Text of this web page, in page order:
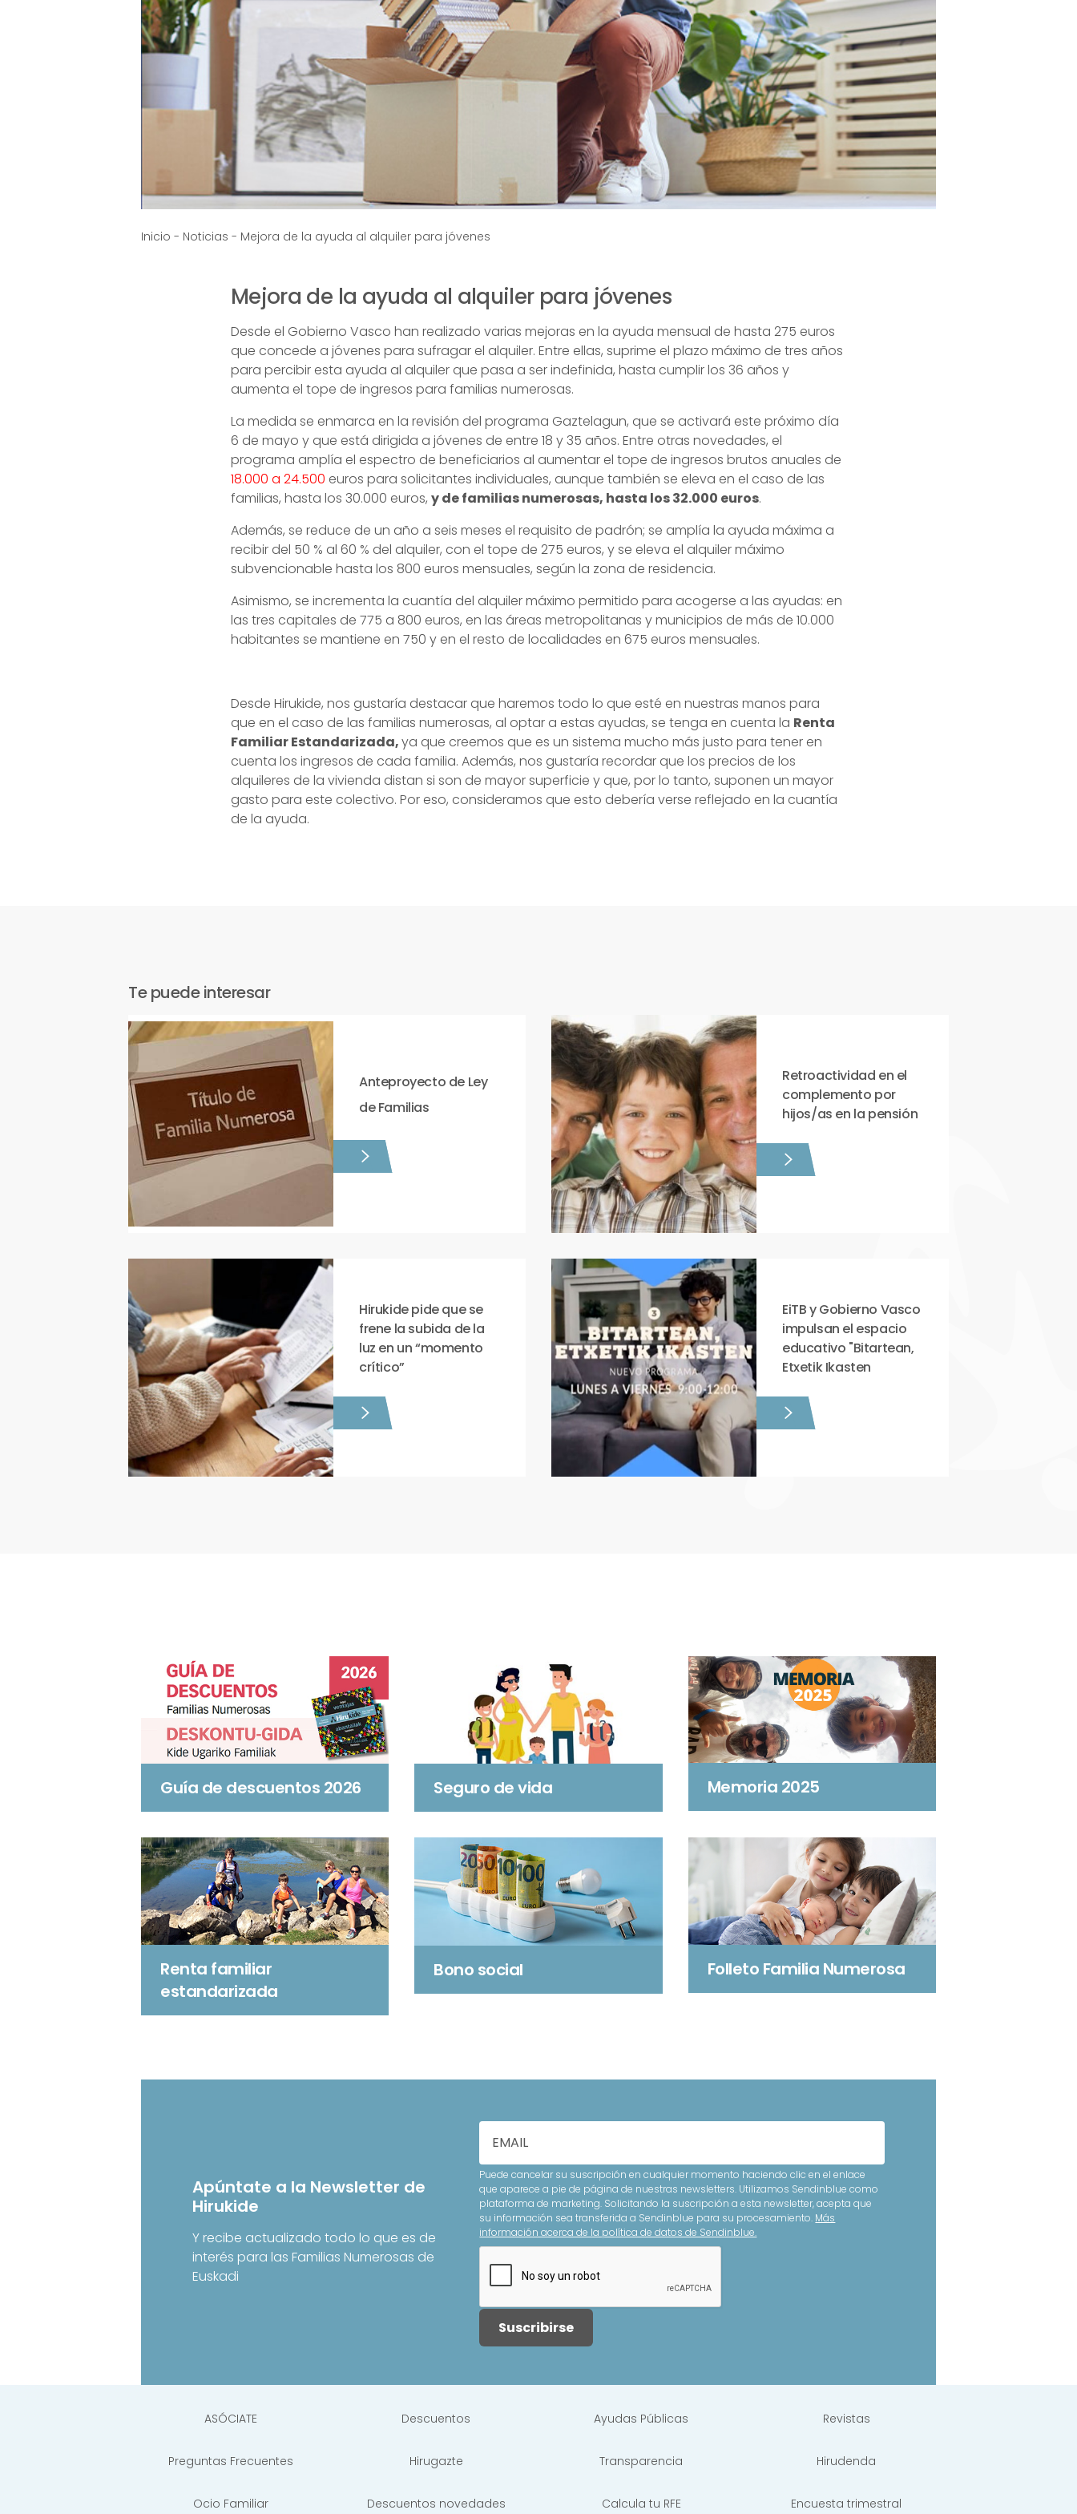
Inicio - Noticias - Mejora de la ayuda al alquiler para jóvenes
Mejora de la ayuda al alquiler para jóvenes
Desde el Gobierno Vasco han realizado varias mejoras en la ayuda mensual de hasta 275 euros
que concede a jóvenes para sufragar el alquiler. Entre ellas, suprime el plazo máximo de tres años
para percibir esta ayuda al alquiler que pasa a ser indefinida, hasta cumplir los 36 años y
aumenta el tope de ingresos para familias numerosas.
La medida se enmarca en la revisión del programa Gaztelagun, que se activará este próximo día
6 de mayo y que está dirigida a jóvenes de entre 18 y 35 años. Entre otras novedades, el
programa amplía el espectro de beneficiarios al aumentar el tope de ingresos brutos anuales de
18.000 a 24.500 euros para solicitantes individuales, aunque también se eleva en el caso de las
familias, hasta los 30.000 euros, y de familias numerosas, hasta los 32.000 euros.
Además, se reduce de un año a seis meses el requisito de padrón; se amplía la ayuda máxima a
recibir del 50 % al 60 % del alquiler, con el tope de 275 euros, y se eleva el alquiler máximo
subvencionable hasta los 800 euros mensuales, según la zona de residencia.
Asimismo, se incrementa la cuantía del alquiler máximo permitido para acogerse a las ayudas: en
las tres capitales de 775 a 800 euros, en las áreas metropolitanas y municipios de más de 10.000
habitantes se mantiene en 750 y en el resto de localidades en 675 euros mensuales.
Desde Hirukide, nos gustaría destacar que haremos todo lo que esté en nuestras manos para
que en el caso de las familias numerosas, al optar a estas ayudas, se tenga en cuenta la Renta
Familiar Estandarizada,ya que creemos que es un sistema mucho más justo para tener en
cuenta los ingresos de cada familia. Además, nos gustaría recordar que los precios de los
alquileres de la vivienda distan si son de mayor superficie y que, por lo tanto, suponen un mayor
gasto para este colectivo. Por eso, consideramos que esto debería verse reflejado en la cuantía
de la ayuda.
Te puede interesar
Anteproyecto de Ley
de Familias
Retroactividad en el
complemento por
hijos/as en la pensión
Hirukide pide que se
frene la subida de la
luz en un “momento
crítico”
EiTB y Gobierno Vasco
impulsan el espacio
educativo "Bitartean,
Etxetik Ikasten
Guía de descuentos 2026 Seguro de vida Memoria 2025
Renta familiar
estandarizada
Bono social Folleto Familia Numerosa
Apúntate a la Newsletter de
Hirukide
Y recibe actualizado todo lo que es de
interés para las Familias Numerosas de
Euskadi
Puede cancelar su suscripción en cualquier momento haciendo clic en el enlace
que aparece a pie de página de nuestras newsletters. Utilizamos Sendinblue como
plataforma de marketing. Solicitando la suscripción a esta newsletter, acepta que
su información sea transferida a Sendinblue para su procesamiento. Más
información acerca de la política de datos de Sendinblue.
Suscribirse
ASÓCIATE Descuentos Ayudas Públicas Revistas
Preguntas Frecuentes Hirugazte Transparencia Hirudenda
Ocio Familiar Descuentos novedades Calcula tu RFE Encuesta trimestral